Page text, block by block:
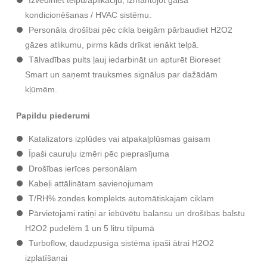
kondicionēšanas / HVAC sistēmu.
Personāla drošībai pēc cikla beigām pārbaudiet H2O2
gāzes atlikumu, pirms kāds drīkst ienākt telpā.
Tālvadības pults ļauj iedarbināt un apturēt Bioreset
Smart un saņemt trauksmes signālus par dažādām
kļūmēm.
Papildu piederumi
Katalizators izplūdes vai atpakaļplūsmas gaisam
Īpaši cauruļu izmēri pēc pieprasījuma
Drošības ierīces personālam
Kabeļi attālinātam savienojumam
T/RH% zondes komplekts automātiskajam ciklam
Pārvietojami ratiņi ar iebūvētu balansu un drošības balstu
H2O2 pudelēm 1 un 5 litru tilpumā
Turboflow, daudzpusīga sistēma īpaši ātrai H2O2
izplatīšanai